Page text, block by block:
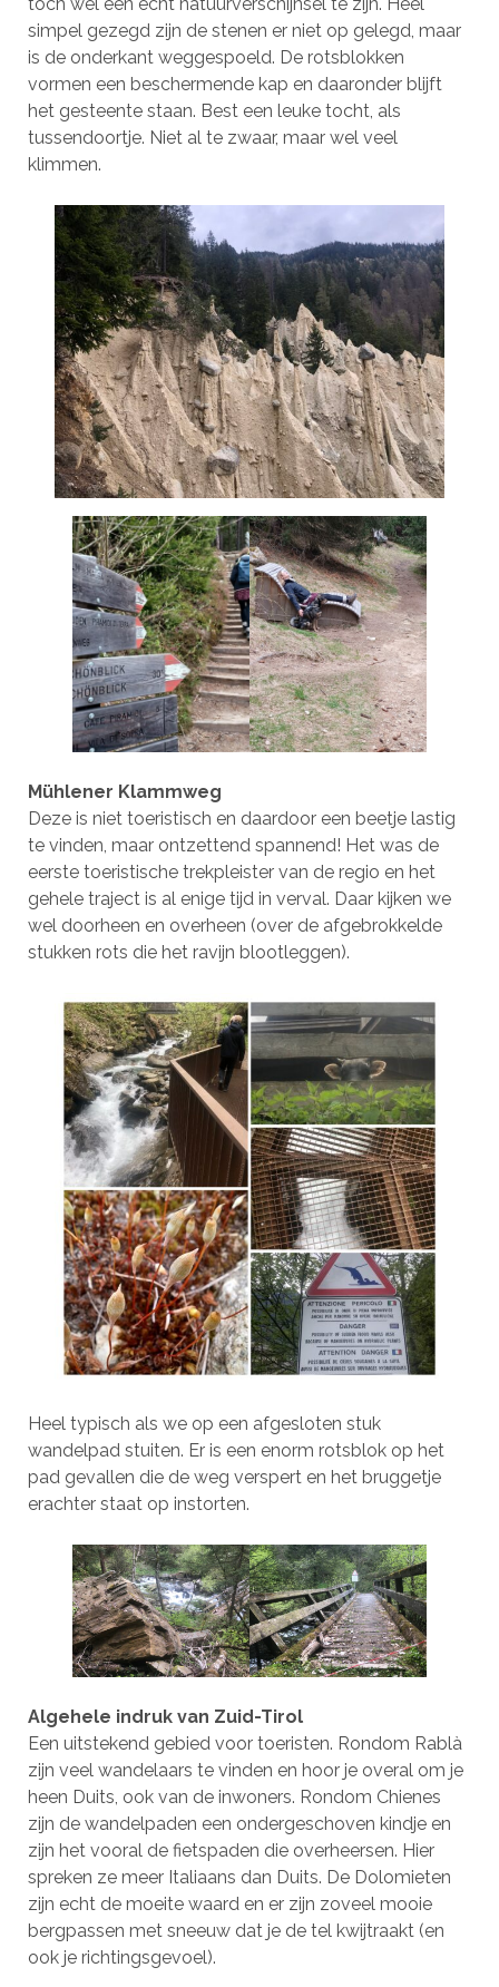
toch wel een echt natuurverschijnsel te zijn. Heel
simpel gezegd zijn de stenen er niet op gelegd, maar
is de onderkant weggespoeld. De rotsblokken
vormen een beschermende kap en daaronder blijft
het gesteente staan. Best een leuke tocht, als
tussendoortje. Niet al te zwaar, maar wel veel
klimmen.
Mühlener Klammweg
Deze is niet toeristisch en daardoor een beetje lastig
te vinden, maar ontzettend spannend! Het was de
eerste toeristische trekpleister van de regio en het
gehele traject is al enige tijd in verval. Daar kijken we
wel doorheen en overheen (over de afgebrokkelde
stukken rots die het ravijn blootleggen).
Heel typisch als we op een afgesloten stuk
wandelpad stuiten. Er is een enorm rotsblok op het
pad gevallen die de weg verspert en het bruggetje
erachter staat op instorten.
Algehele indruk van Zuid-Tirol
Een uitstekend gebied voor toeristen. Rondom Rablà
zijn veel wandelaars te vinden en hoor je overal om je
heen Duits, ook van de inwoners. Rondom Chienes
zijn de wandelpaden een ondergeschoven kindje en
zijn het vooral de fietspaden die overheersen. Hier
spreken ze meer Italiaans dan Duits. De Dolomieten
zijn echt de moeite waard en er zijn zoveel mooie
bergpassen met sneeuw dat je de tel kwijtraakt (en
ook je richtingsgevoel).